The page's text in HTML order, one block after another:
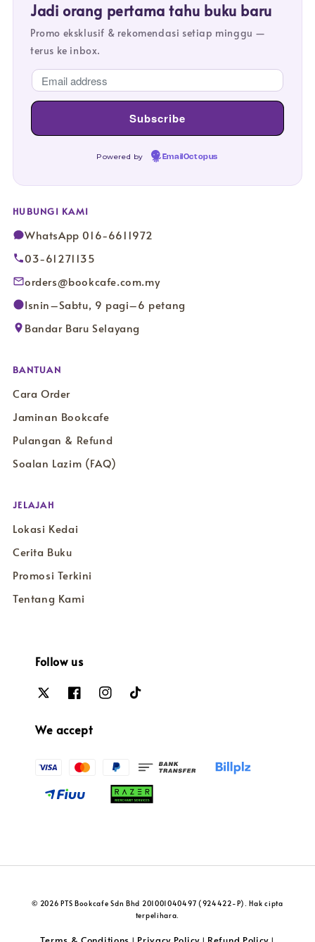
Jadi orang pertama tahu buku baru
Promo eksklusif & rekomendasi setiap minggu —
terus ke inbox.
Powered by EmailOctopus
HUBUNGI KAMI
WhatsApp 016-6611972
03-61271135
orders@bookcafe.com.my
Isnin–Sabtu, 9 pagi–6 petang
Bandar Baru Selayang
BANTUAN
Cara Order
Jaminan Bookcafe
Pulangan & Refund
Soalan Lazim (FAQ)
JELAJAH
Lokasi Kedai
Cerita Buku
Promosi Terkini
Tentang Kami
Follow us
We accept
© 2026 PTS Bookcafe Sdn Bhd 201001040497 (924422-P). Hak cipta
terpelihara.